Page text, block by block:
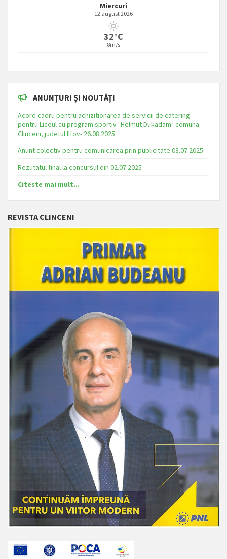
Miercuri
12 august 2026
32°C
8m/s
ANUNȚURI ȘI NOUTĂȚI
Acord cadru pentru achizitionarea de servicii de catering
pentru Liceul cu program sportiv "Helmut Dukadam" comuna
Clinceni, judetul Ilfov- 26.08.2025
Anunt colectiv pentru comunicarea prin publicitate 03.07.2025
Rezutatul final la concursul din 02.07.2025
Citeste mai mult...
REVISTA CLINCENI